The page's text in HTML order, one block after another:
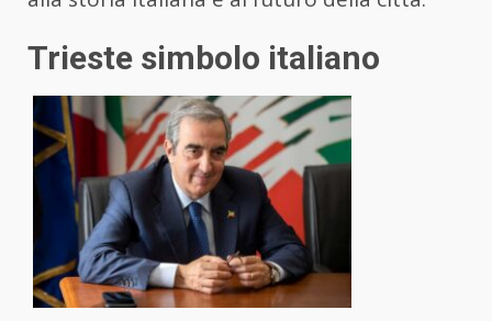
Trieste simbolo italiano